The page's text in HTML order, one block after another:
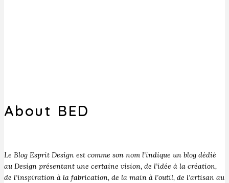
About BED
Le Blog Esprit Design est comme son nom l’indique un blog dédié
au Design présentant une certaine vision, de l’idée à la création,
de l’inspiration à la fabrication, de la main à l’outil, de l’artisan au